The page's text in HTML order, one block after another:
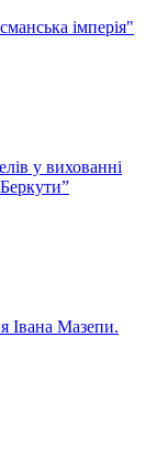
імперія"
у вихованні
Івана Мазепи.